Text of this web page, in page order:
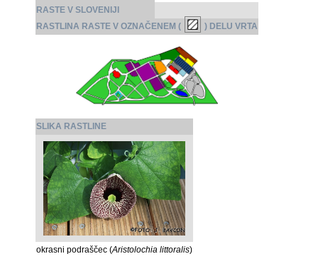
RASTE V SLOVENIJI
RASTLINA RASTE V OZNAČENEM (
) DELU VRTA
SLIKA RASTLINE
okrasni podraščec (Aristolochia littoralis)